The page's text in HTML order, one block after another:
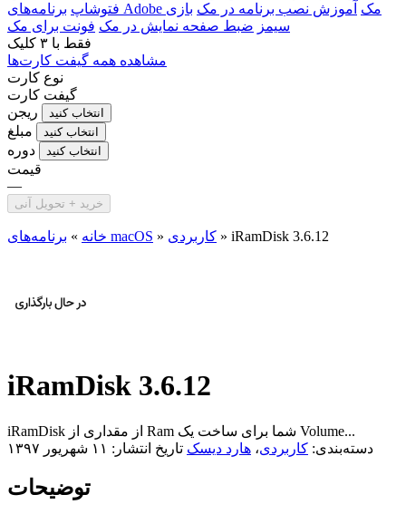
فتوشاپ
برنامه‌های Adobe مک آموزش نصب برنامه در مک بازی
سیمز ضبط صفحه نمایش در مک فونت برای مک
فقط با ۳ کلیک
مشاهده همه گیفت کارت‌ها
نوع کارت
گیفت کارت
ریجن
انتخاب کنید
مبلغ انتخاب کنید
دوره انتخاب کنید
قیمت
—
خرید + تحویل آنی
خانه » برنامه‌های macOS » کاربردی » iRamDisk 3.6.12
iRamDisk 3.6.12
iRamDisk از مقداری از Ram شما برای ساخت یک Volume...
دسته‌بندی: کاربردی، هارد دیسک تاریخ انتشار: ۱۱ شهریور ۱۳۹۷
توضیحات